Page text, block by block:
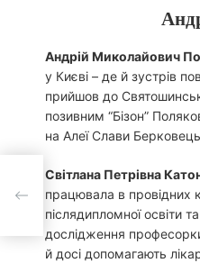
Андрій Миколайович
у Києві – де й зустрів
прийшов до
позивним “Бізон”
на Алеї Слави
Світлана Петрівна
працювала в провідних
післядипломної освіти
дослідження
й досі допомагають